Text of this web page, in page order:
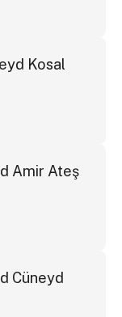
Kosal
Amir Ateş
Cüneyd